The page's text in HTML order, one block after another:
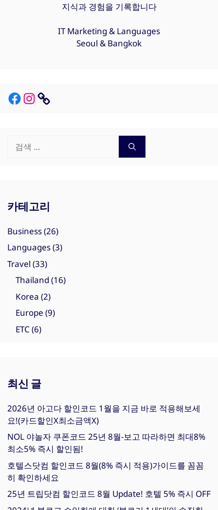
지식과 경험을 기록합니다
IT Marketing & Languages
Seoul & Bangkok
Facebook
Instagram
Link
색:
카테고리
Business(26)
Languages(3)
Travel (33)
Thailand (16)
Korea (2)
Europe (9)
ETC (6)
최신 글
2026년 아고다 할인코드 1월을 지금 바로 적용해보세
요!(카드할인X최소금액X)
NOL 야놀자 쿠폰코드 25년 8월-보고 따라하면 최대8%
최소5% 즉시 할인됨!
호텔스닷컴 할인코드 8월(8% 즉시 적용)가이드를 꼼꼼
히 확인하세요
25년 트립닷컴 할인코드 8월 Update! 호텔 5% 즉시 OFF